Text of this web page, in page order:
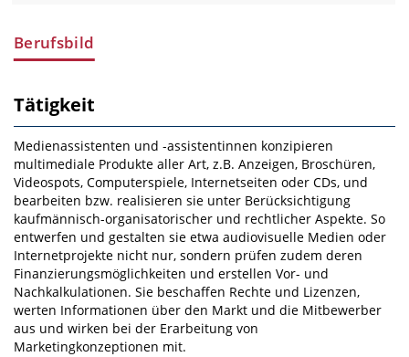
Berufsbild
Tätigkeit
Medienassistenten und ‑assistentinnen konzipieren
multimediale Produkte aller Art, z.B. Anzeigen, Broschüren,
Videospots, Computerspiele, Internetseiten oder CDs, und
bearbeiten bzw. realisieren sie unter Berücksichtigung
kaufmännisch-organisatorischer und rechtlicher Aspekte. So
entwerfen und gestalten sie etwa audiovisuelle Medien oder
Internetprojekte nicht nur, sondern prüfen zudem deren
Finanzierungsmöglichkeiten und erstellen Vor- und
Nachkalkulationen. Sie beschaffen Rechte und Lizenzen,
werten Informationen über den Markt und die Mitbewerber
aus und wirken bei der Erarbeitung von
Marketingkonzeptionen mit.